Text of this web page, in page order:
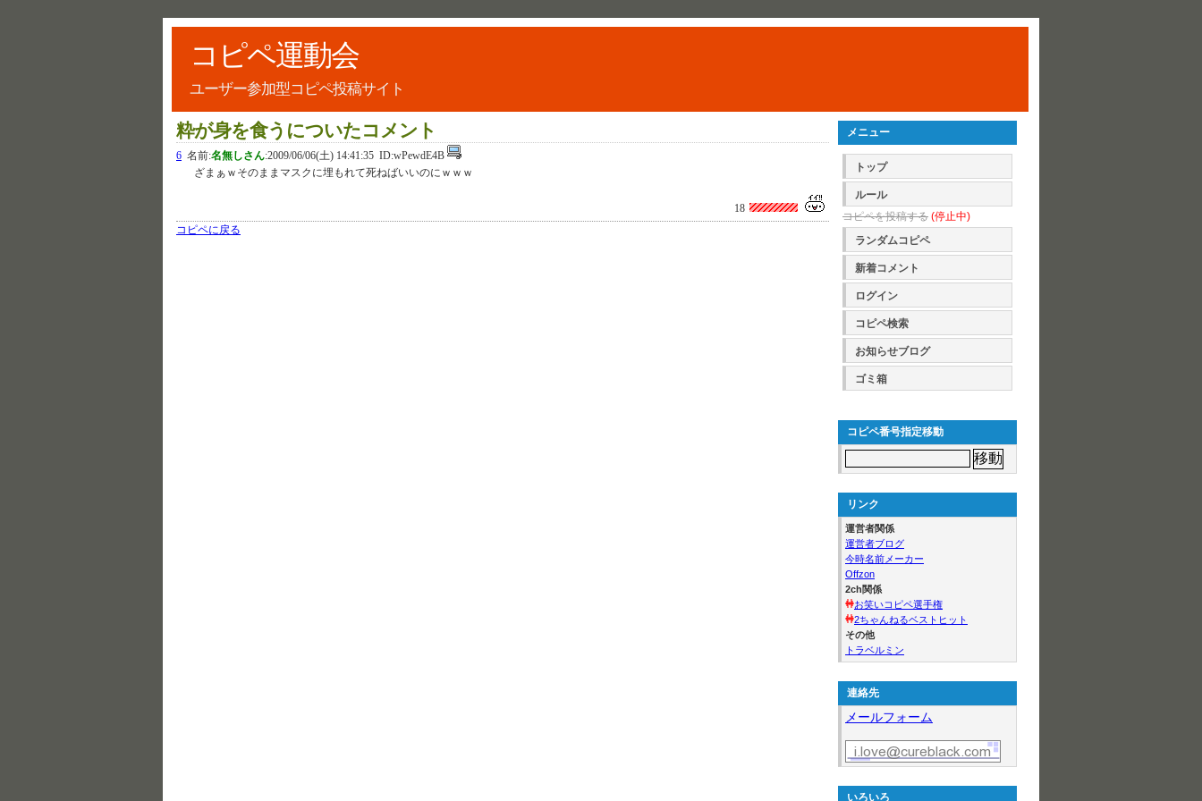
コピペ運動会
ユーザー参加型コピペ投稿サイト
粋が身を食うについたコメント
6 名前:名無しさん:2009/06/06(土) 14:41:35 ID:wPewdE4B
ざまぁｗそのままマスクに埋もれて死ねばいいのにｗｗｗ
18
コピペに戻る
メニュー
トップ
ルール
コピペを投稿する (停止中)
ランダムコピペ
新着コメント
ログイン
コピペ検索
お知らせブログ
ゴミ箱
コピペ番号指定移動
リンク
運営者関係
運営者ブログ
今時名前メーカー
Offzon
2ch関係
お笑いコピペ選手権
2ちゃんねるベストヒット
その他
トラベルミン
連絡先
メールフォーム
いろいろ